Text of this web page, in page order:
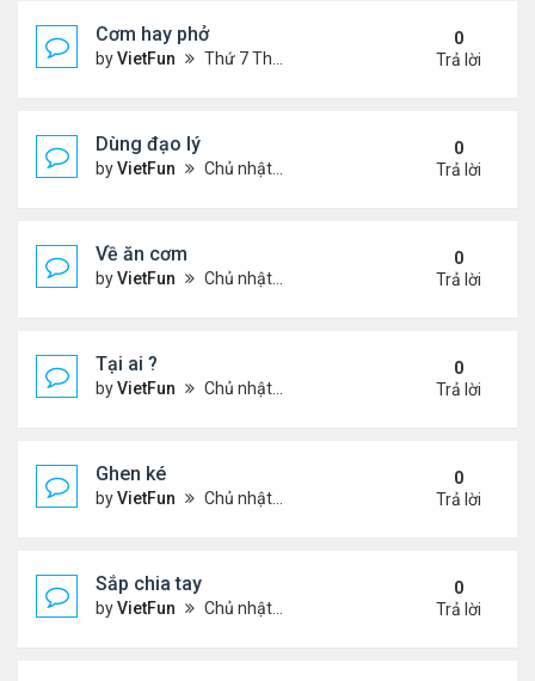
Cơm hay phở
byVietFun Thứ 7 Tháng 11 20, 2021 8:07 pm
0
Trả lời
Dùng đạo lý
byVietFun Chủ nhật Tháng 11 14, 2021 9:35 pm
0
Trả lời
Về ăn cơm
byVietFun Chủ nhật Tháng 11 14, 2021 9:34 pm
0
Trả lời
Tại ai ?
byVietFun Chủ nhật Tháng 11 14, 2021 9:21 pm
0
Trả lời
Ghen ké
byVietFun Chủ nhật Tháng 11 14, 2021 9:11 pm
0
Trả lời
Sắp chia tay
byVietFun Chủ nhật Tháng 11 14, 2021 9:09 pm
0
Trả lời